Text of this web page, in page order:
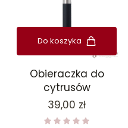
Do koszyka
Obieraczka do
cytrusów
Cena
39,00 zł